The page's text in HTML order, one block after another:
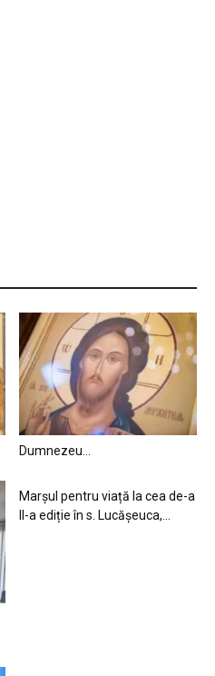
Dumnezeu…
Marșul pentru viață la cea de-a
II-a ediție în s. Lucășeuca,...